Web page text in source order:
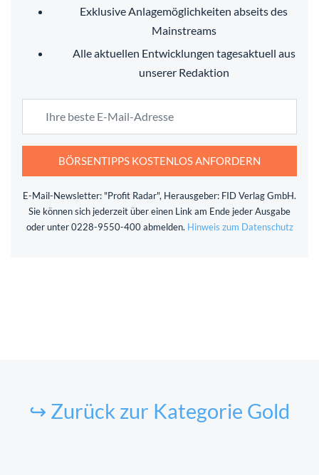
Exklusive Anlagemöglichkeiten abseits des
Mainstreams
Alle aktuellen Entwicklungen tagesaktuell aus
unserer Redaktion
BÖRSENTIPPS KOSTENLOS ANFORDERN
E-Mail-Newsletter: "Profit Radar", Herausgeber: FID Verlag GmbH.
Sie können sich jederzeit über einen Link am Ende jeder Ausgabe
oder unter 0228-9550-400 abmelden. Hinweis zum Datenschutz
↪ Zurück zur Kategorie Gold